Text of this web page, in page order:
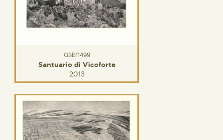
GSB11499
Santuario di Vicoforte
2013